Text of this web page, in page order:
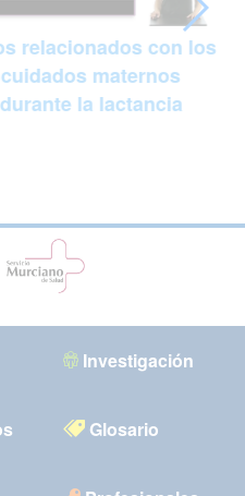
relacionados con los
cuidados maternos
durante la lactancia
Investigación
Glosario